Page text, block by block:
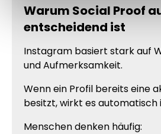
Warum Social Proof
entscheidend ist
Instagram basiert stark auf
und Aufmerksamkeit.
Wenn ein Profil bereits eine
besitzt, wirkt es automatisch
Menschen denken häufig: